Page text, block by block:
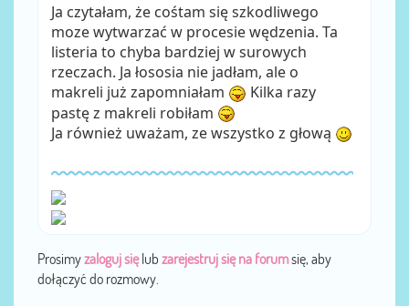
Ja czytałam, że cośtam się szkodliwego
moze wytwarzać w procesie wędzenia. Ta
listeria to chyba bardziej w surowych
rzeczach. Ja łososia nie jadłam, ale o
makreli już zapomniałam
Kilka razy
pastę z makreli robiłam
Ja również uważam, ze wszystko z głową
Prosimyzaloguj sięlub zarejestruj się na forumsię, aby
dołączyć do rozmowy.